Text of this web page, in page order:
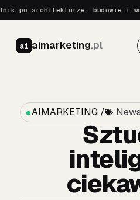
architekturze, budowie i
ai aimarketing.pl
AIMARKETING /